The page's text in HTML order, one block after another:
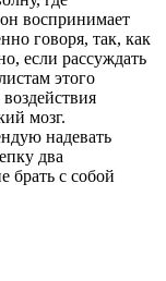
воспринимает
говоря, так, как
если рассуждать
этого
мозг.
надевать
два
брать с собой